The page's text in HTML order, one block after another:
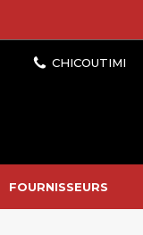
FOURNISSEURS